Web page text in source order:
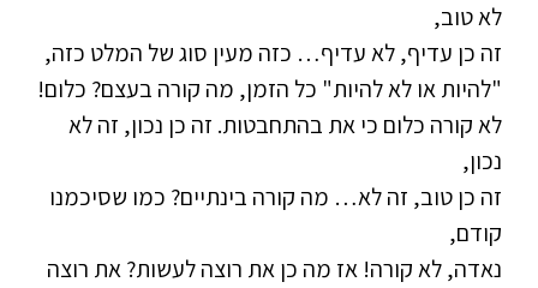
לא טוב,
זה כן עדיף, לא עדיף… כזה מעין סוג של המלט כזה,
"להיות או לא להיות" כל הזמן, מה קורה בעצם? כלום!
לא קורה כלום כי את בהתחבטות. זה כן נכון, זה לא
נכון,
זה כן טוב, זה לא… מה קורה בינתיים? כמו שסיכמנו
קודם,
נאדה, לא קורה! אז מה כן את רוצה לעשות? את רוצה